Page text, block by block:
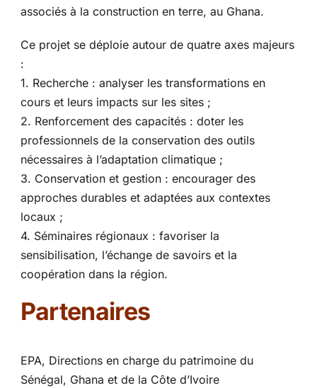
associés à la construction en terre, au Ghana.
Ce projet se déploie autour de quatre axes majeurs
:
1. Recherche : analyser les transformations en
cours et leurs impacts sur les sites ;
2. Renforcement des capacités : doter les
professionnels de la conservation des outils
nécessaires à l’adaptation climatique ;
3. Conservation et gestion : encourager des
approches durables et adaptées aux contextes
locaux ;
4. Séminaires régionaux : favoriser la
sensibilisation, l’échange de savoirs et la
coopération dans la région.
Partenaires
EPA, Directions en charge du patrimoine du
Sénégal, Ghana et de la Côte d’Ivoire